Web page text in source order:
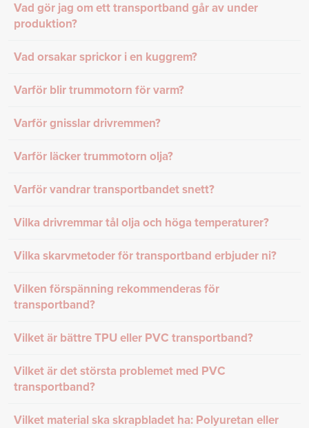
Vad gör jag om ett transportband går av under
produktion?
Vad orsakar sprickor i en kuggrem?
Varför blir trummotorn för varm?
Varför gnisslar drivremmen?
Varför läcker trummotorn olja?
Varför vandrar transportbandet snett?
Vilka drivremmar tål olja och höga temperaturer?
Vilka skarvmetoder för transportband erbjuder ni?
Vilken förspänning rekommenderas för
transportband?
Vilket är bättre TPU eller PVC transportband?
Vilket är det största problemet med PVC
transportband?
Vilket material ska skrapbladet ha: Polyuretan eller